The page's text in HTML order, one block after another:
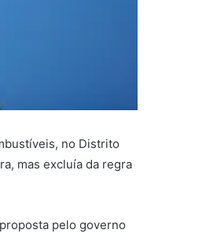
no Distrito
mas excluía da regra
pelo governo